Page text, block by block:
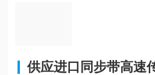
供应进口同步带高速